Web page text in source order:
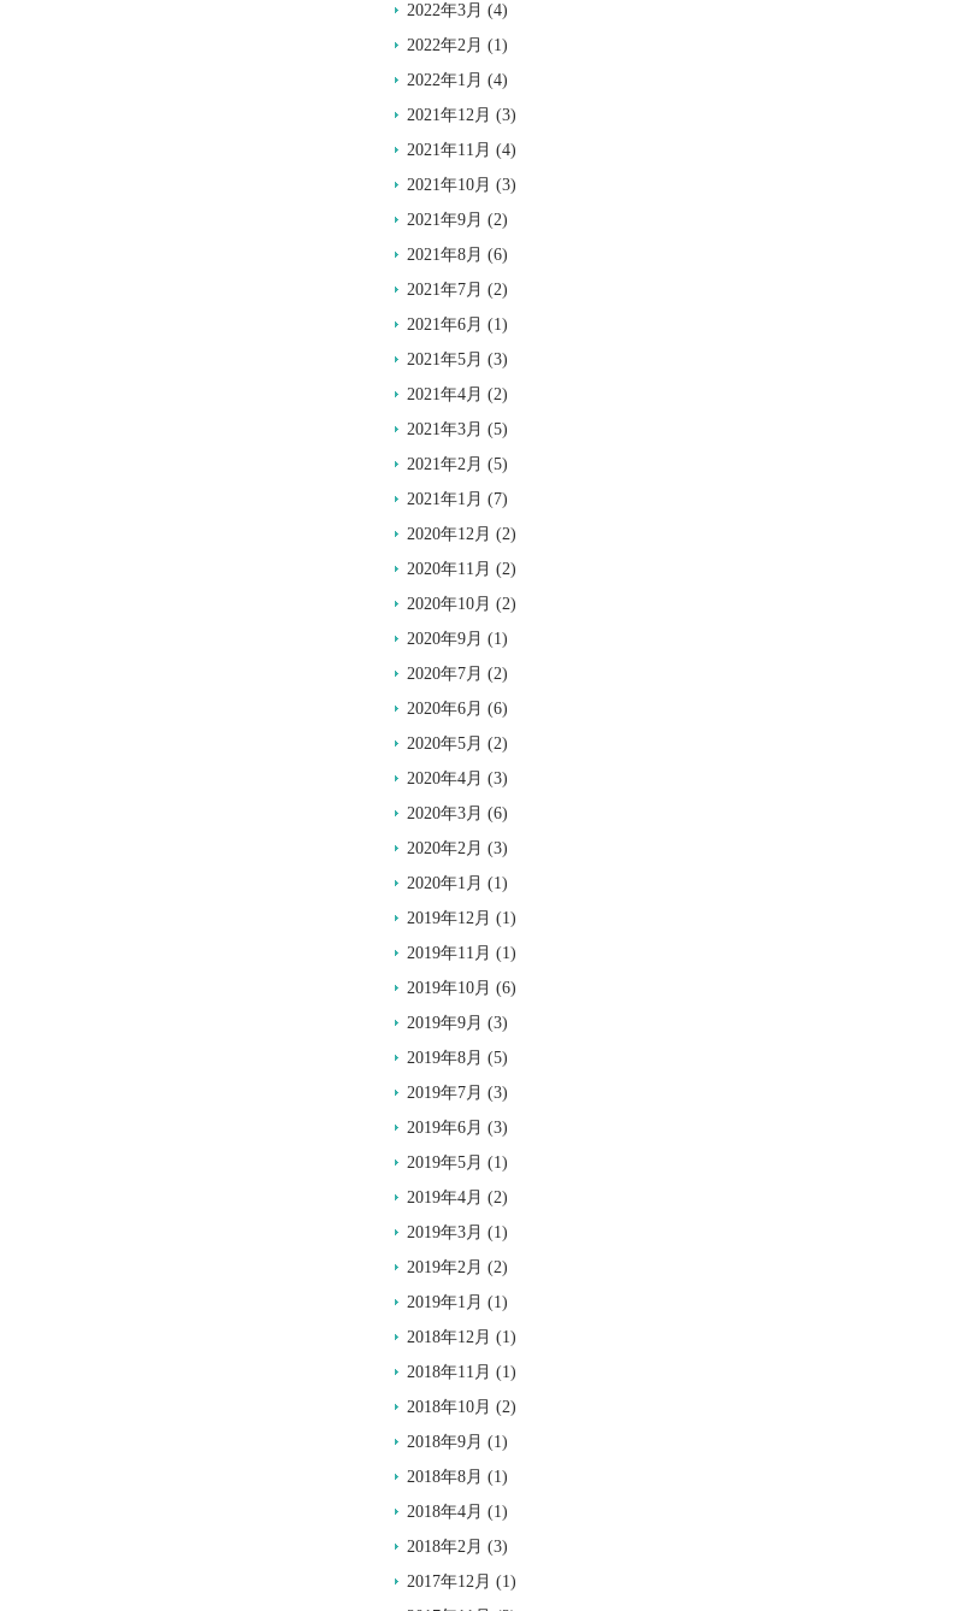
2022年3月 (4)
2022年2月 (1)
2022年1月 (4)
2021年12月 (3)
2021年11月 (4)
2021年10月 (3)
2021年9月 (2)
2021年8月 (6)
2021年7月 (2)
2021年6月 (1)
2021年5月 (3)
2021年4月 (2)
2021年3月 (5)
2021年2月 (5)
2021年1月 (7)
2020年12月 (2)
2020年11月 (2)
2020年10月 (2)
2020年9月 (1)
2020年7月 (2)
2020年6月 (6)
2020年5月 (2)
2020年4月 (3)
2020年3月 (6)
2020年2月 (3)
2020年1月 (1)
2019年12月 (1)
2019年11月 (1)
2019年10月 (6)
2019年9月 (3)
2019年8月 (5)
2019年7月 (3)
2019年6月 (3)
2019年5月 (1)
2019年4月 (2)
2019年3月 (1)
2019年2月 (2)
2019年1月 (1)
2018年12月 (1)
2018年11月 (1)
2018年10月 (2)
2018年9月 (1)
2018年8月 (1)
2018年4月 (1)
2018年2月 (3)
2017年12月 (1)